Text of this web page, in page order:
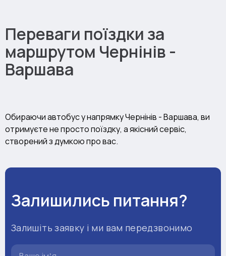
Переваги поїздки за
маршрутом Чернінів -
Варшава
Обираючи автобус у напрямку Чернінів - Варшава, ви
отримуєте не просто поїздку, а якісний сервіс,
створений з думкою про вас.
Залишились питання?
Залишіть заявку і ми вам передзвонимо